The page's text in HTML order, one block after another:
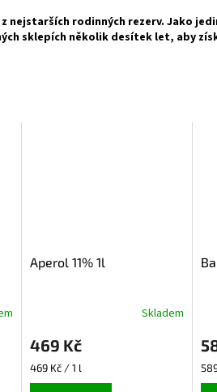
nejstarších rodinných rezerv. Jako
sklepích několik desítek let, aby
Aperol 11% 1l
Skladem
469 Kč
Měrná
cena:
469 Kč / 1 l
je
5,0